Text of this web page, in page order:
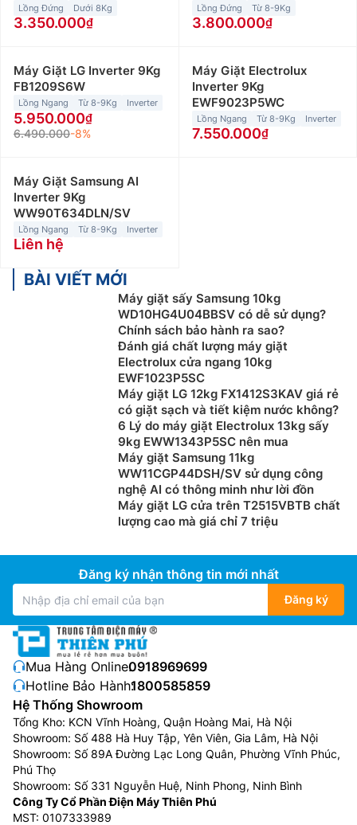
Lồng Đứng Dưới 8Kg
3.350.000
Lồng Đứng Từ 8-9Kg
3.800.000
Máy Giặt LG Inverter 9Kg
FB1209S6W
Lồng Ngang Từ 8-9Kg Inverter
5.950.000
6.490.000-8%
Máy Giặt Electrolux
Inverter 9Kg
EWF9023P5WC
Lồng Ngang Từ 8-9Kg Inverter
7.550.000
Máy Giặt Samsung AI
Inverter 9Kg
WW90T634DLN/SV
Lồng Ngang Từ 8-9Kg Inverter
Liên hệ
BÀI VIẾT MỚI
Máy giặt sấy Samsung 10kg
WD10HG4U04BBSV có dễ sử dụng?
Chính sách bảo hành ra sao?
Đánh giá chất lượng máy giặt
Electrolux cửa ngang 10kg
EWF1023P5SC
Máy giặt LG 12kg FX1412S3KAV giá rẻ
có giặt sạch và tiết kiệm nước không?
6 Lý do máy giặt Electrolux 13kg sấy
9kg EWW1343P5SC nên mua
Máy giặt Samsung 11kg
WW11CGP44DSH/SV sử dụng công
nghệ AI có thông minh như lời đồn
Máy giặt LG cửa trên T2515VBTB chất
lượng cao mà giá chỉ 7 triệu
Đăng ký nhận thông tin mới nhất
Đăng ký
Mua Hàng Online:0918969699
Hotline Bảo Hành:1800585859
Hệ Thống Showroom
Tổng Kho: KCN Vĩnh Hoàng, Quận Hoàng Mai, Hà Nội
Showroom: Số 488 Hà Huy Tập, Yên Viên, Gia Lâm, Hà Nội
Showroom: Số 89A Đường Lạc Long Quân, Phường Vĩnh Phúc,
Phú Thọ
Showroom: Số 331 Nguyễn Huệ, Ninh Phong, Ninh Bình
Công Ty Cổ Phần Điện Máy Thiên Phú
MST: 0107333989